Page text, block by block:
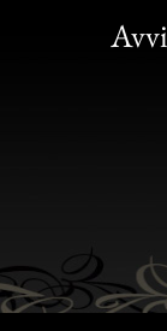
Bon